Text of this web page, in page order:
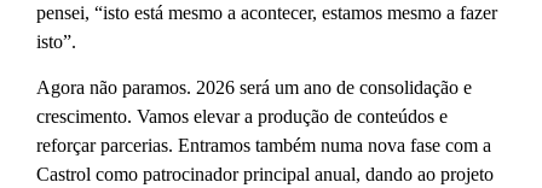
pensei, “isto está mesmo a acontecer, estamos mesmo a fazer
isto”.
Agora não paramos. 2026 será um ano de consolidação e
crescimento. Vamos elevar a produção de conteúdos e
reforçar parcerias. Entramos também numa nova fase com a
Castrol como patrocinador principal anual, dando ao projeto